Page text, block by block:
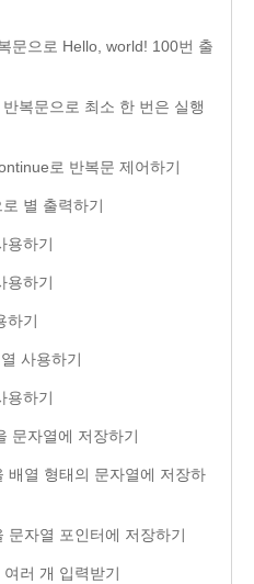
문으로 Hello, world! 100번 출
복문으로 최소 한 번은 실행
로 반복문 제어하기
별 출력하기
용하기
용하기
하기
사용하기
용하기
문자열에 저장하기
배열 형태의 문자열에 저장하
문자열 포인터에 저장하기
러 개 입력받기